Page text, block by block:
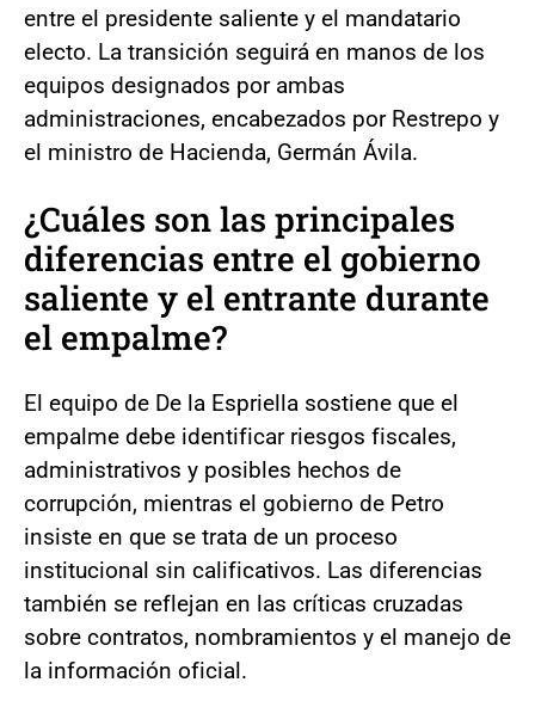
entre el presidente saliente y el mandatario
electo. La transición seguirá en manos de los
equipos designados por ambas
administraciones, encabezados por Restrepo y
el ministro de Hacienda, Germán Ávila.
¿Cuáles son las principales
diferencias entre el gobierno
saliente y el entrante durante
el empalme?
El equipo de De la Espriella sostiene que el
empalme debe identificar riesgos fiscales,
administrativos y posibles hechos de
corrupción, mientras el gobierno de Petro
insiste en que se trata de un proceso
institucional sin calificativos. Las diferencias
también se reflejan en las críticas cruzadas
sobre contratos, nombramientos y el manejo de
la información oficial.